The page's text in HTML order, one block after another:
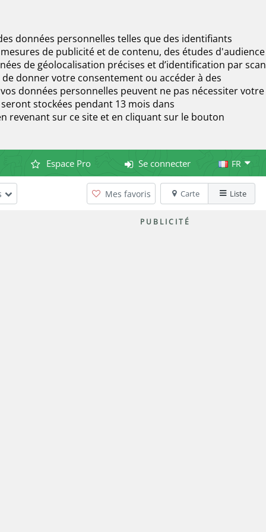
données personnelles telles que des identifiants
de publicité et de contenu, des études d'audience
de géolocalisation précises et d’identification par scan
donner votre consentement ou accéder à des
données personnelles peuvent ne pas nécessiter votre
stockées pendant 13 mois dans
revenant sur ce site et en cliquant sur le bouton
Espace Pro Se connecter FR
Mes favoris Carte Liste
PUBLICITÉ